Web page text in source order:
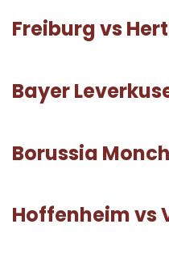
Freiburg vs
Bayer
Borussia
Hoffenheim vs